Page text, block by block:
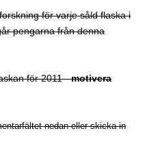
för varje såld flaska i
pengarna från denna
för 2011 -motivera
nedan eller skicka in